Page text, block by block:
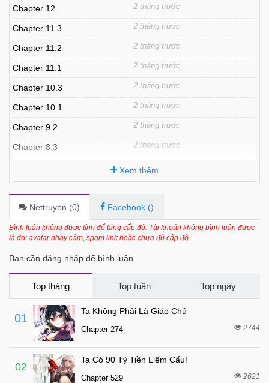
Chapter 12 2 tháng trước
Chapter 11.3 2 tháng trước
Chapter 11.2 2 tháng trước
Chapter 11.1 2 tháng trước
Chapter 10.3 2 tháng trước
Chapter 10.1 2 tháng trước
Chapter 9.2 2 tháng trước
Chapter 8.3 2 tháng trước
Chapter 7.3 2 tháng trước
Chapter 7.2 2 tháng trước
Chapter 7 3 tháng trước
3 tháng trước
Chapter 4 7 tháng trước
Chapter 3
Chapter 2
Chapter 1
Xem thêm
Nettruyen (0) Facebook ()
Bình luận không được tính để tăng cấp độ. Tài khoản không bình luận được
là do: avatar nhạy cảm, spam link hoặc chưa đủ cấp độ.
Bạn cần đăng nhập để bình luận
Top tháng Top tuần Top ngày
01
Ta Không Phải Là Giáo Chủ
Chapter 274 2744
02
Ta Có 90 Tỷ Tiền Liếm Cẩu!
Chapter 529 2621